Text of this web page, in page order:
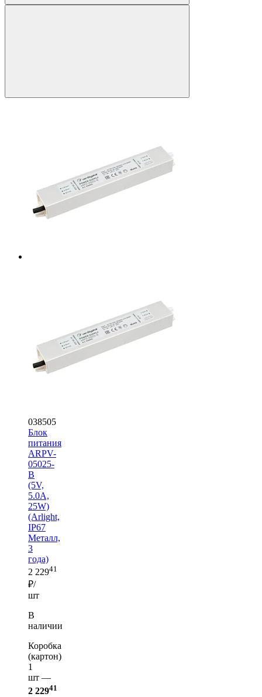
038505
Блок
питания
ARPV-
05025-
B
(5V,
5.0A,
25W)
(Arlight,
IP67
Металл,
3
года)
2 22941
₽/
шт
В
наличии
Коробка
(картон)
1
шт —
2 22941